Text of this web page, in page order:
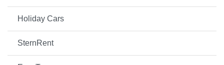
Holiday Cars
SternRent